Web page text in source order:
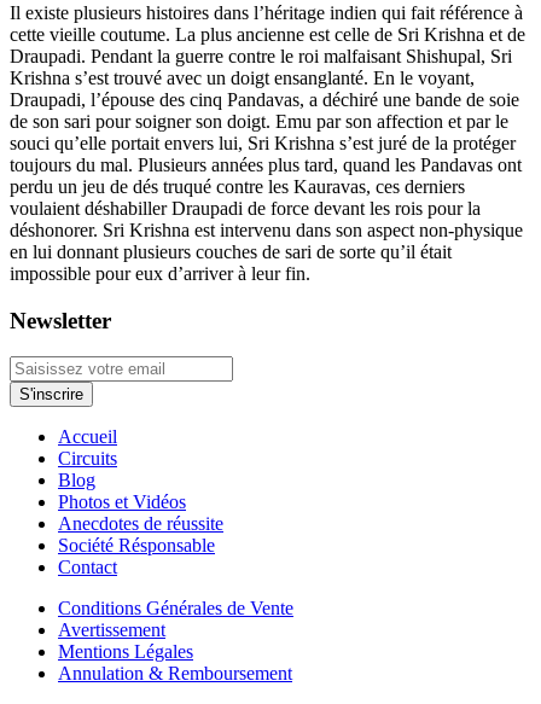
Il existe plusieurs histoires dans l’héritage indien qui fait référence à
cette vieille coutume. La plus ancienne est celle de Sri Krishna et de
Draupadi. Pendant la guerre contre le roi malfaisant Shishupal, Sri
Krishna s’est trouvé avec un doigt ensanglanté. En le voyant,
Draupadi, l’épouse des cinq Pandavas, a déchiré une bande de soie
de son sari pour soigner son doigt. Emu par son affection et par le
souci qu’elle portait envers lui, Sri Krishna s’est juré de la protéger
toujours du mal. Plusieurs années plus tard, quand les Pandavas ont
perdu un jeu de dés truqué contre les Kauravas, ces derniers
voulaient déshabiller Draupadi de force devant les rois pour la
déshonorer. Sri Krishna est intervenu dans son aspect non-physique
en lui donnant plusieurs couches de sari de sorte qu’il était
impossible pour eux d’arriver à leur fin.
Newsletter
Accueil
Circuits
Blog
Photos et Vidéos
Anecdotes de réussite
Société Résponsable
Contact
Conditions Générales de Vente
Avertissement
Mentions Légales
Annulation & Remboursement